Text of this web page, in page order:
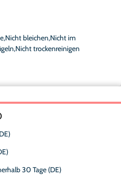
bleichen,Nicht im
trockenreinigen
30 Tage (DE)